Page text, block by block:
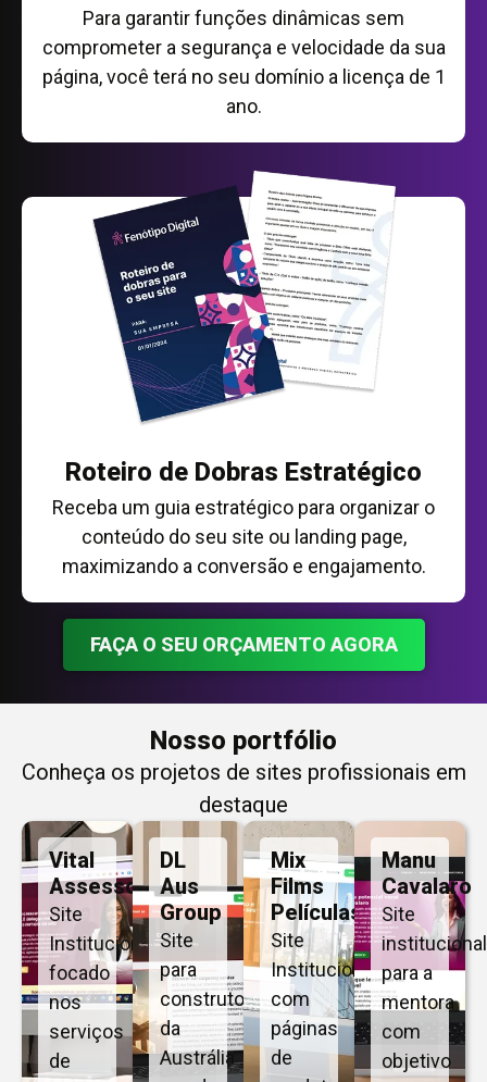
Para garantir funções dinâmicas sem
comprometer a segurança e velocidade da sua
página, você terá no seu domínio a licença de 1
ano.
Roteiro de Dobras Estratégico
Receba um guia estratégico para organizar o
conteúdo do seu site ou landing page,
maximizando a conversão e engajamento.
FAÇA O SEU ORÇAMENTO AGORA
Nosso portfólio
Conheça os projetos de sites profissionais em
destaque
Vital
Assessoria
Site
Institucional
focado
nos
serviços
de
DL
Aus
Group
Site
para
construtora
da
Austrália
Mix
Films
Películas
Site
Institucional
com
páginas
de
Manu
Cavalaro
Site
institucional
para a
mentora
com
objetivo